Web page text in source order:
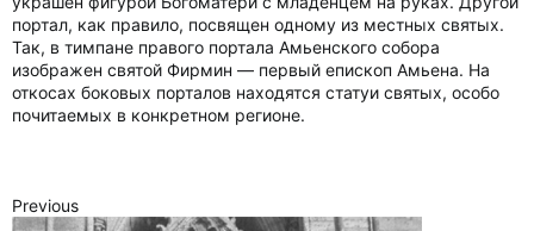
портал, как правило, посвящен одному из местных святых.
Так, в тимпане правого портала Амьенского собора
изображен святой Фирмин — первый епископ Амьена. На
откосах боковых порталов находятся статуи святых, особо
почитаемых в конкретном регионе.
Previous